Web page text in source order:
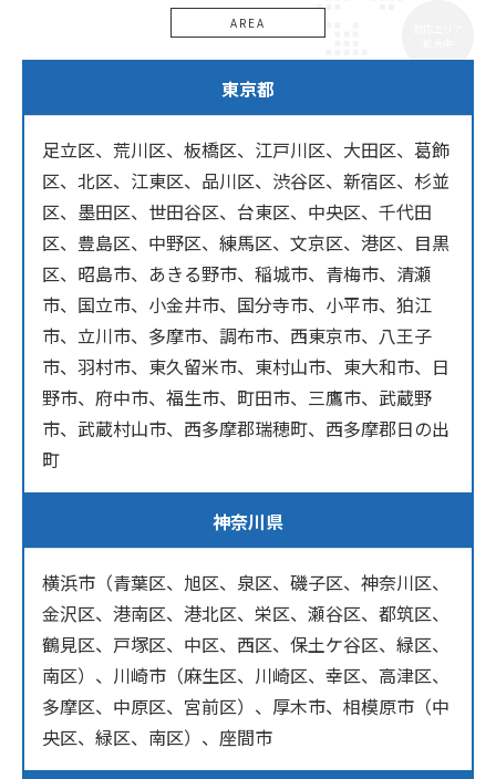
AREA
東京都
足立区、荒川区、板橋区、江戸川区、大田区、葛飾
区、北区、江東区、品川区、渋谷区、新宿区、杉並
区、墨田区、世田谷区、台東区、中央区、千代田
区、豊島区、中野区、練馬区、文京区、港区、目黒
区、昭島市、あきる野市、稲城市、青梅市、清瀬
市、国立市、小金井市、国分寺市、小平市、狛江
市、立川市、多摩市、調布市、西東京市、八王子
市、羽村市、東久留米市、東村山市、東大和市、日
野市、府中市、福生市、町田市、三鷹市、武蔵野
市、武蔵村山市、西多摩郡瑞穂町、西多摩郡日の出
町
神奈川県
横浜市（青葉区、旭区、泉区、磯子区、神奈川区、
金沢区、港南区、港北区、栄区、瀬谷区、都筑区、
鶴見区、戸塚区、中区、西区、保土ケ谷区、緑区、
南区）、川崎市（麻生区、川崎区、幸区、高津区、
多摩区、中原区、宮前区）、厚木市、相模原市（中
央区、緑区、南区）、座間市